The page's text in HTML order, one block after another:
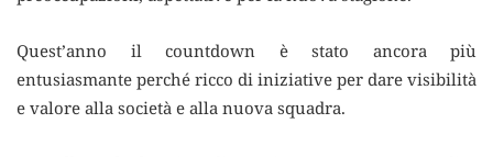
Quest’anno il countdown è stato ancora più
entusiasmante perché ricco di iniziative per dare visibilità
e valore alla società e alla nuova squadra.